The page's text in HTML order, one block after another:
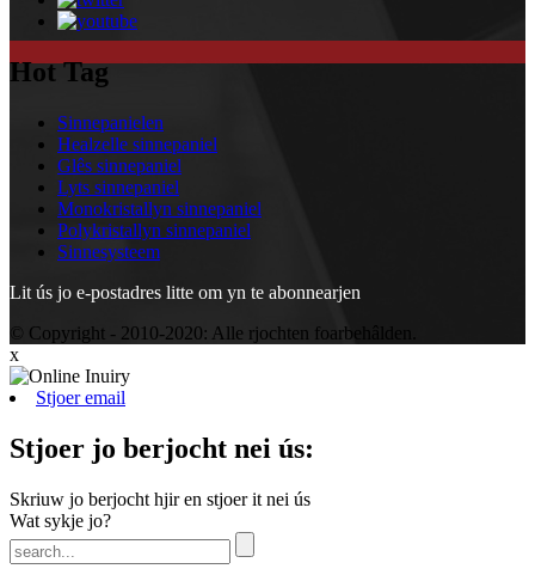
Hot Tag
Sinnepanielen
Healzelle sinnepaniel
Glês sinnepaniel
Lyts sinnepaniel
Monokristallyn sinnepaniel
Polykristallyn sinnepaniel
Sinnesysteem
Lit ús jo e-postadres litte om yn te abonnearjen
© Copyright - 2010-2020: Alle rjochten foarbehâlden.
x
Stjoer email
Stjoer jo berjocht nei ús:
Skriuw jo berjocht hjir en stjoer it nei ús
Wat sykje jo?